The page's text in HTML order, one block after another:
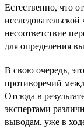
Естественно, что
несоответствие
для определения
В свою очередь,
противоречий
Отсюда в
экспертами
выводам, уже в